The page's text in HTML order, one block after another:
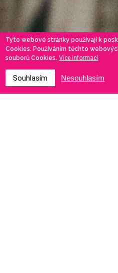
Tyto webové stránky používají k
Cookies. Používáním těchto
souborů Cookies. Více informací
Souhlasím Nesouhlasím